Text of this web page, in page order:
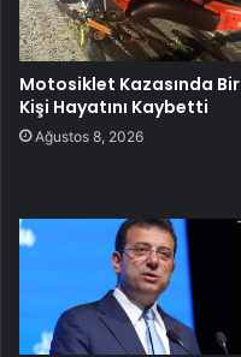
Motosiklet Kazasında Bir
Kişi Hayatını Kaybetti
Ağustos 8, 2026